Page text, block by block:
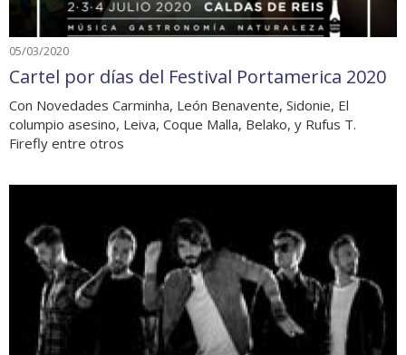
05/03/2020
Cartel por días del Festival Portamerica 2020
Con Novedades Carminha, León Benavente, Sidonie, El
columpio asesino, Leiva, Coque Malla, Belako, y Rufus T.
Firefly entre otros